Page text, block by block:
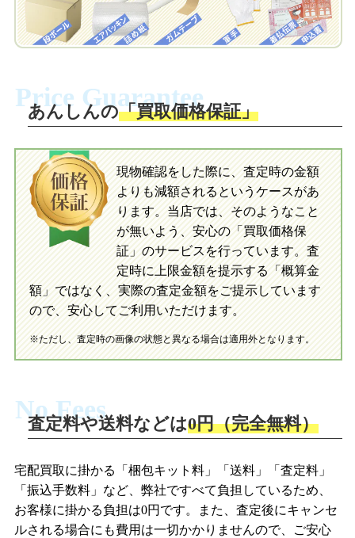
自宅でおもちゃを発送・梱包
梱包キットに同封する発送ガイドの手順
送。当店へ無料で発送いただけます。
入金完了
当店に査定したおもちゃがご到着後、ご
指定の口座に即日入金可能です。
買取の流れ 写真の撮影方法
自宅でおもちゃを発送・梱包
ださい。お電話にて集荷依頼を行い発
送。当店へ無料で発送いただけます。
当店に査定したおもちゃがご到着後、ご
指定の口座に即日入金可能です。
初めての方へ LINE査定の流れ 写真の撮影方法
Price Guarantee
あんしんの「買取価格保証」
現物確認をした際に、査定時の金額
よりも減額されるというケースがあ
ります。当店では、そのようなこと
が無いよう、安心の「買取価格保
証」のサービスを行っています。査
定時に上限金額を提示する「概算金
額」ではなく、実際の査定金額をご提示しています
ので、安心してご利用いただけます。
※ただし、査定時の画像の状態と異なる場合は適用外となります。
No Fees
査定料や送料などは0円（完全無料）
宅配買取に掛かる「梱包キット料」「送料」「査定料」
「振込手数料」など、弊社ですべて負担しているため、
お客様に掛かる負担は0円です。また、査定後にキャンセ
ルされる場合にも費用は一切かかりませんので、ご安心